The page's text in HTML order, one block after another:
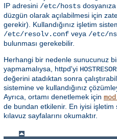
IP adresini /etc/hosts
düzgün olarak açılabilmesi için
gerekir). Kullandığınız işletim
/etc/resolv.conf veya /etc/
bulunması gerekebilir.
Herhangi bir nedenle sunucunuz
yapmamalıysa, httpd'yi
değerini atadıktan sonra
sistemine ve kullandığınız
Ayrıca, ortamı denetlemek için
de bundan etkilenir. En iyisi
kılavuz sayfalarını okumaktır.